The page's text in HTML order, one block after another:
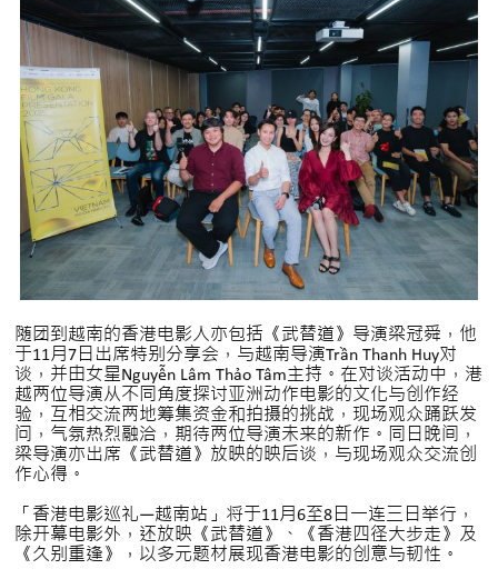
随团到越南的香港电影人亦包括《武替道》导演梁冠舜，他
于11月7日出席特别分享会，与越南导演Trần Thanh Huy对
谈，并由女星Nguyễn Lâm Thảo Tâm主持。在对谈活动中，港
越两位导演从不同角度探讨亚洲动作电影的文化与创作经
验，互相交流两地筹集资金和拍摄的挑战，现场观众踊跃发
问，气氛热烈融洽，期待两位导演未来的新作。同日晚间，
梁导演亦出席《武替道》放映的映后谈，与现场观众交流创
作心得。
「香港电影巡礼—越南站」将于11月6至8日一连三日举行，
除开幕电影外，还放映《武替道》、《香港四径大步走》及
《久别重逢》，以多元题材展现香港电影的创意与韧性。